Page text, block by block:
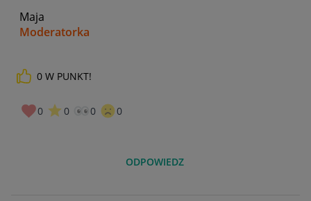
Maja
Moderatorka
_____________
0 W PUNKT!
0 0 0 0
ODPOWIEDZ